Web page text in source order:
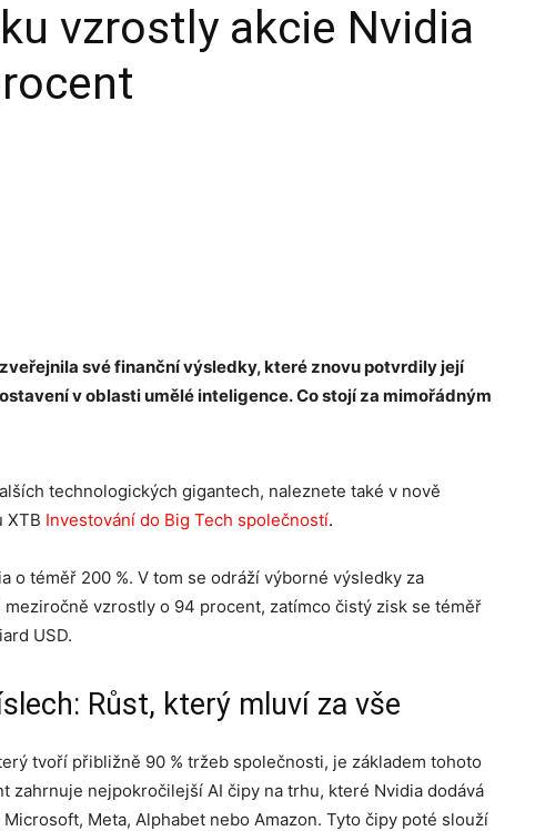
vzrostly akcie Nvidia
své finanční výsledky, které znovu potvrdily její
v oblasti umělé inteligence. Co stojí za mimořádným
technologických gigantech, naleznete také v nově
XTB Investování do Big Tech společností.
o téměř 200 %. V tom se odráží výborné výsledky za
vzrostly o 94 procent, zatímco čistý zisk se téměř
USD.
Růst, který mluví za vše
tvoří přibližně 90 % tržeb společnosti, je základem tohoto
zahrnuje nejpokročilejší AI čipy na trhu, které Nvidia dodává
Meta, Alphabet nebo Amazon. Tyto čipy poté slouží